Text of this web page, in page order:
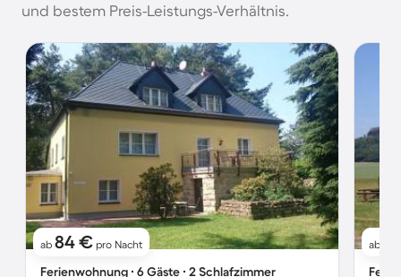
und bestem Preis-Leistungs-Verhältnis.
ab 84 € pro Nacht
Ferienwohnung ∙ 6 Gäste ∙ 2 Schlafzimmer
ab